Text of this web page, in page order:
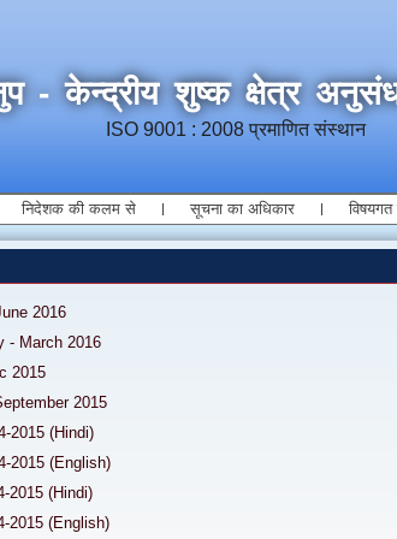
- केन्द्रीय शुष्क क्षेत्र
ISO 9001 : 2008 प्रमाणित संस्थान
निदेशक की कलम से सूचना का अधिकार विषयगत
2016
- March 2016
2015
2015
2015 (Hindi)
2015 (English)
2015 (Hindi)
2015 (English)